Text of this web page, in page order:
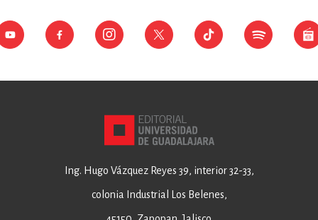
Ing. Hugo Vázquez Reyes 39, interior 32-33,
colonia Industrial Los Belenes,